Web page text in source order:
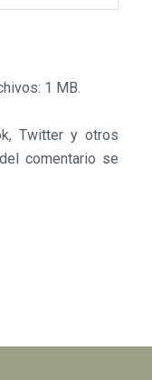
1 MB.
Twitter y otros
comentario se